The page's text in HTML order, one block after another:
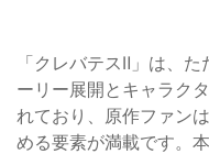
「クレバテスⅡ」は、
ーリー展開とキャラク
れており、原作ファン
める要素が満載です。